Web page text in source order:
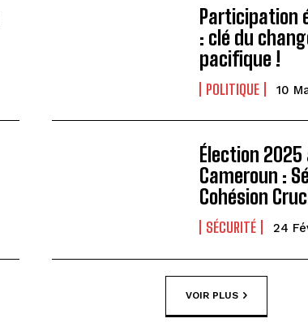
Participation
: clé du
pacifique !
POLITIQUE 10
Élection 2025
Cameroun :
Cohésion
SÉCURITÉ 24
VOIR PLUS